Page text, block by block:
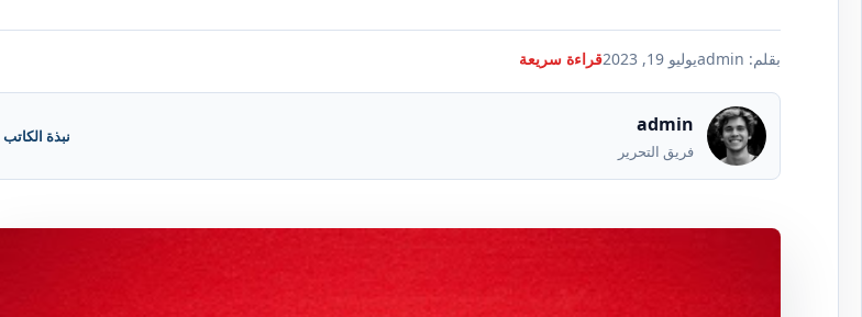
بقلم: admin يوليو 19, 2023 قراءة سريعة
admin
فريق التحرير
نبذة الكاتب